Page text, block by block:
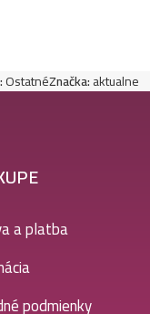
OstatnéZnačka:aktualne
a platba
podmienky